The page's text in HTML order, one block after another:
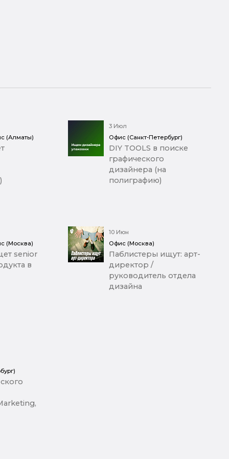
(Алматы)
3 Июл
Офис (Санкт-Петербург)
DIY TOOLS в поиске
графического
дизайнера (на
полиграфию)
(Москва)
senior
в
10 Июн
Офис (Москва)
Паблистеры ищут: арт-
директор /
руководитель отдела
дизайна